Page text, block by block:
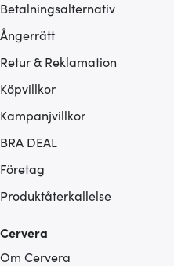
Betalningsalternativ
Ångerrätt
Retur & Reklamation
Köpvillkor
Kampanjvillkor
BRA DEAL
Företag
Produktåterkallelse
Cervera
Om Cervera